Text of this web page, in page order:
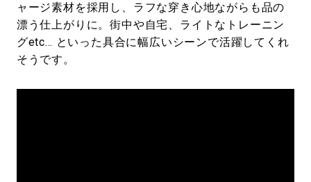
ャージ素材を採用し、ラフな穿き心地ながらも品の
漂う仕上がりに。街中や自宅、ライトなトレーニン
グetc… といった具合に幅広いシーンで活躍してくれ
そうです。